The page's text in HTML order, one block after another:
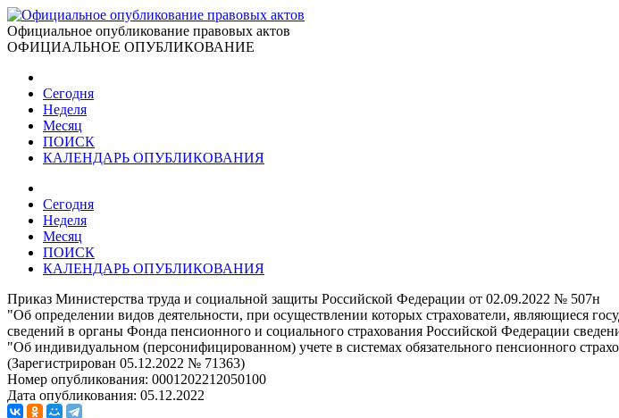
Официальное опубликование правовых актов
ОФИЦИАЛЬНОЕ ОПУБЛИКОВАНИЕ
Сегодня
Неделя
Месяц
ПОИСК
КАЛЕНДАРЬ ОПУБЛИКОВАНИЯ
Сегодня
Неделя
Месяц
ПОИСК
КАЛЕНДАРЬ ОПУБЛИКОВАНИЯ
Приказ Министерства труда и социальной защиты Российской Федерации от 02.09.2022 № 507н
"Об определении видов деятельности, при осуществлении которых страхователи, являющиеся
сведений в органы Фонда пенсионного и социального страхования Российской Федерации
"Об индивидуальном (персонифицированном) учете в системах обязательного пенсионного
(Зарегистрирован 05.12.2022 № 71363)
Номер опубликования: 0001202212050100
Дата опубликования: 05.12.2022